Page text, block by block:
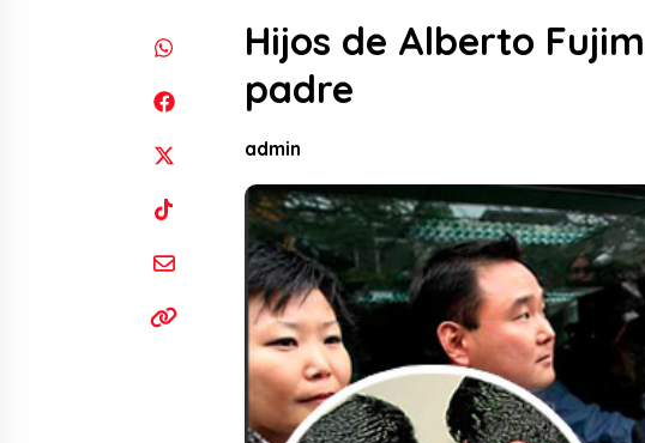
Hijos de Alberto
padre
admin